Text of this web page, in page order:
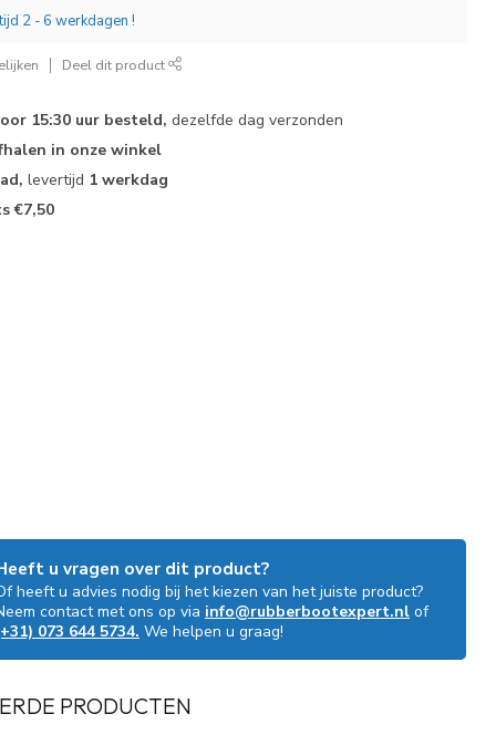
2 - 6 werkdagen !
Deel dit product
15:30 uur besteld, dezelfde dag verzonden
in onze winkel
levertijd 1 werkdag
€7,50
u vragen over dit product?
heeft u advies nodig bij het kiezen van het juiste product?
contact met ons op via info@rubberbootexpert.nl of
073 644 5734. We helpen u graag!
PRODUCTEN